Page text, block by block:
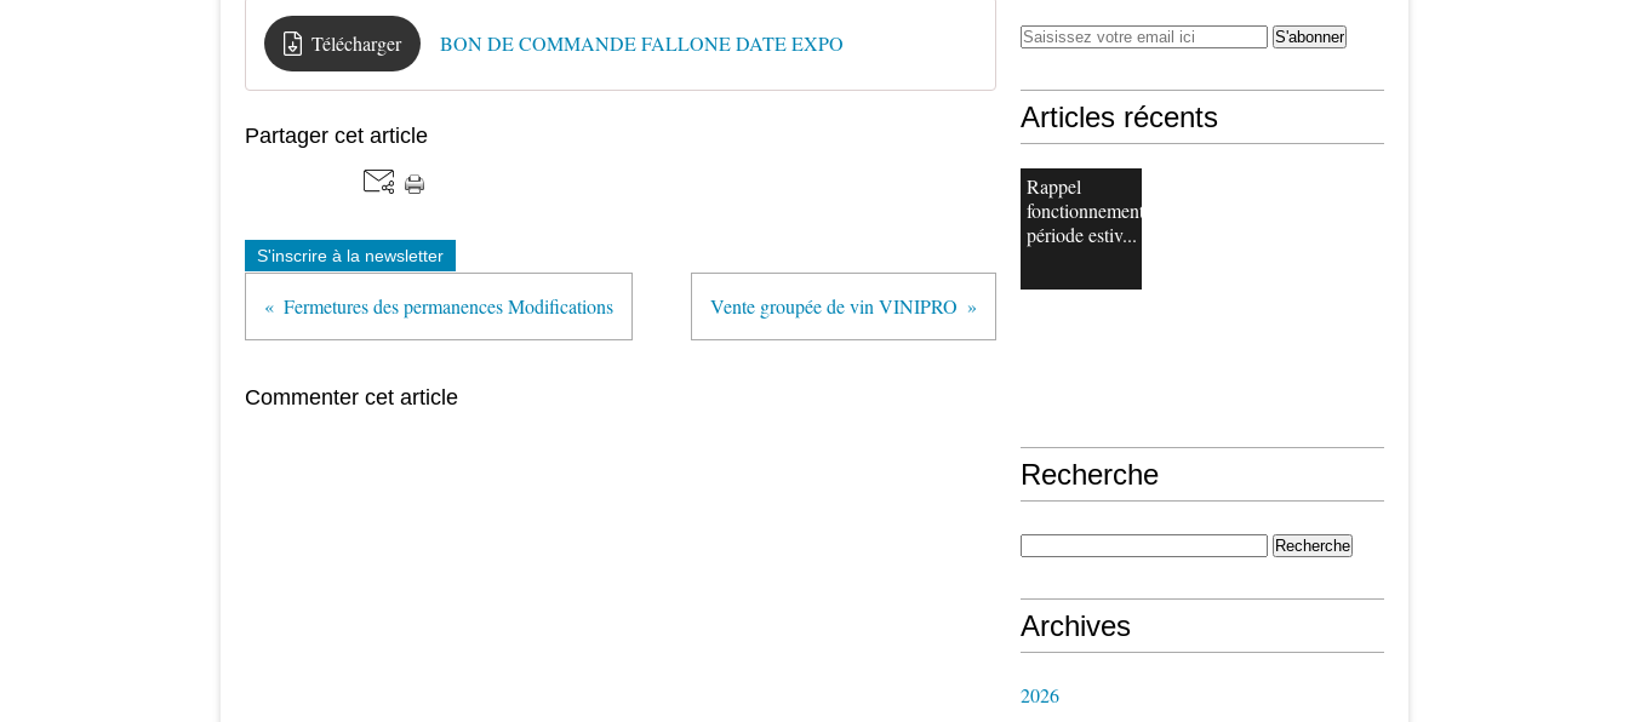
Télécharger BON DE COMMANDE FALLONE DATE EXPO
Partager cet article
S'inscrire à la newsletter
Fermetures des permanences Modifications Vente groupée de vin VINIPRO
Commenter cet article
Articles récents
Rappel
fonctionnement
période estiv...
Recherche
Archives
2026